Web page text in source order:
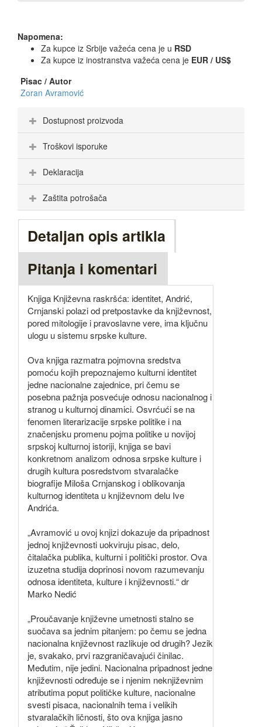
Napomena:
Za kupce iz Srbije važeća cena je u RSD
Za kupce iz inostranstva važeća cena je EUR / US$
Pisac / Autor
Zoran Avramović
Dostupnost proizvoda
Troškovi isporuke
Deklaracija
Zaštita potrošača
Detaljan opis artikla
Pitanja i komentari
Knjiga Književna raskršća: identitet, Andrić,
Crnjanski polazi od pretpostavke da književnost,
pored mitologije i pravoslavne vere, ima ključnu
ulogu u sistemu srpske kulture.
Ova knjiga razmatra pojmovna sredstva
pomoću kojih prepoznajemo kulturni identitet
jedne nacionalne zajednice, pri čemu se
posebna pažnja posvećuje odnosu nacionalnog i
stranog u kulturnoj dinamici. Osvrćući se na
fenomen literarizacije srpske politike i na
značenjsku promenu pojma politike u novijoj
srpskoj kulturnoj istoriji, knjiga se bavi
konkretnom analizom odnosa srpske kulture i
drugih kultura posredstvom stvaralačke
biografije Miloša Crnjanskog i oblikovanja
kulturnog identiteta u književnom delu Ive
Andrića.
„Avramović u ovoj knjizi dokazuje da pripadnost
jednoj književnosti uokviruju pisac, delo,
čitalačka publika, kulturni i politički prostor. Ova
izuzetna studija doprinosi novom razumevanju
odnosa identiteta, kulture i književnosti.“ dr
Marko Nedić
„Proučavanje književne umetnosti stalno se
suočava sa jednim pitanjem: po čemu se jedna
nacionalna književnost razlikuje od drugih? Jezik
je, svakako, prvi razgraničavajući činilac.
Međutim, nije jedini. Nacionalna pripadnost jedne
književnosti određuje se i njenim neknjiževnim
atributima poput političke kulture, nacionalne
svesti pisaca, nacionalnih tema i velikih
stvaralačkih ličnosti, što ova knjiga jasno